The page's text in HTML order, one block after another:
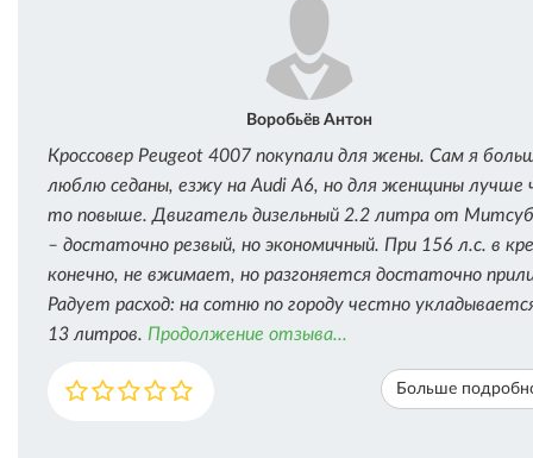
Воробьёв Антон
Кроссовер Peugeot 4007 покупали для жены. Сам я
люблю седаны, езжу на Audi A6, но для женщины лучше
то повыше. Двигатель дизельный 2.2 литра от
– достаточно резвый, но экономичный. При 156 л.с. в
конечно, не вжимает, но разгоняется достаточно
Радует расход: на сотню по городу честно
13 литров. Продолжение отзыва...
Больше